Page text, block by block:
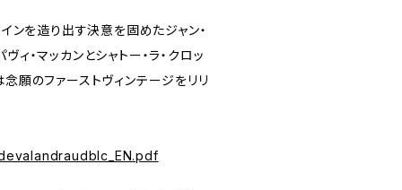
ンを造り出す決意を固めたジャン・
ィ・マッカンとシャトー・ラ・クロッ
願のファーストヴィンテージをリリ